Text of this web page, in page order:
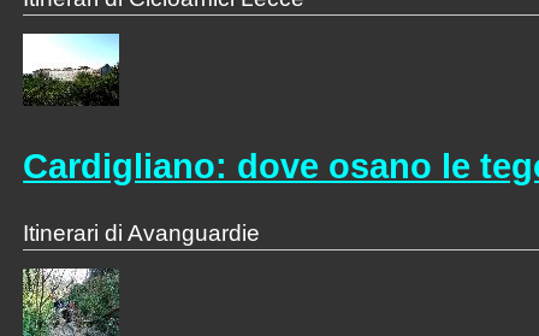
Cardigliano: dove osano le
Itinerari di Avanguardie